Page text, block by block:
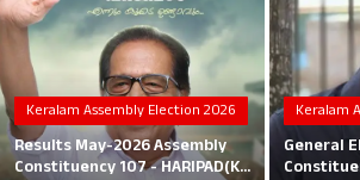
Earn Money
Tutorials
Malayalam
Keralam Assembly Election 2026
Results May-2026 Assembly
Constituency 107 - HARIPAD(K...
Keralam
General